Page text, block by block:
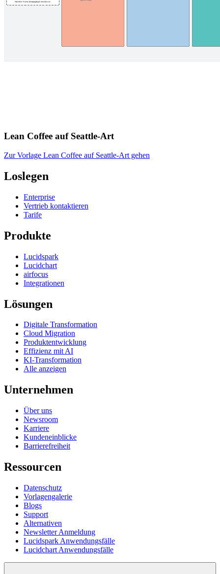
Lean Coffee auf Seattle-Art
Zur Vorlage Lean Coffee auf Seattle-Art gehen
Loslegen
Enterprise
Vertrieb kontaktieren
Tarife
Produkte
Lucidspark
Lucidchart
airfocus
Integrationen
Lösungen
Digitale Transformation
Cloud Migration
Produktentwicklung
Effizienz mit AI
KI-Transformation
Alle anzeigen
Unternehmen
Über uns
Newsroom
Karriere
Kundeneinblicke
Barrierefreiheit
Ressourcen
Datenschutz
Vorlagengalerie
Blogs
Support
Alternativen
Newsletter Anmeldung
Lucidspark Anwendungsfälle
Lucidchart Anwendungsfälle